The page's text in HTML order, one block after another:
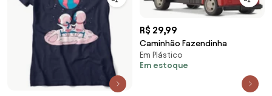
R$ 29,99
Caminhão Fazendinha
Em Plástico
Em estoque